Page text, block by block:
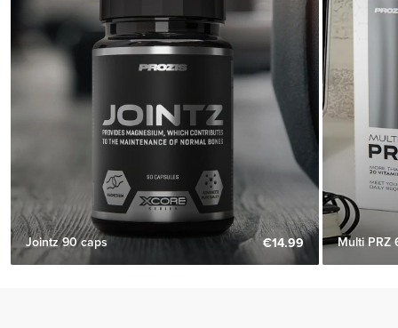
Jointz 90 caps €14.99 Multi PRZ